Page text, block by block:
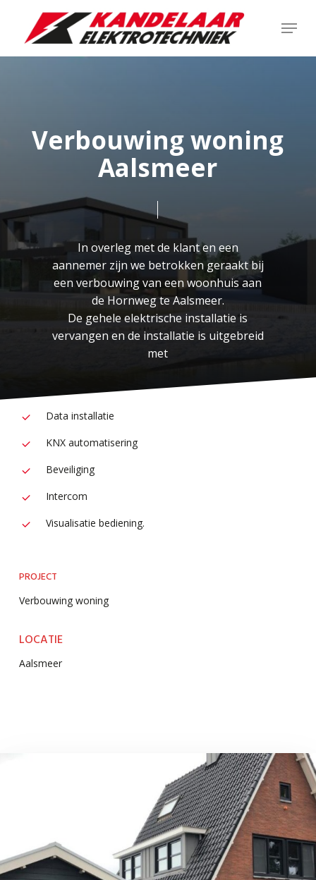
Menu
Verbouwing woning
Aalsmeer
In overleg met de klant en een
aannemer zijn we betrokken geraakt bij
een verbouwing van een woonhuis aan
de Hornweg te Aalsmeer.
De gehele elektrische installatie is
vervangen en de installatie is uitgebreid
met
Data installatie
KNX automatisering
Beveiliging
Intercom
Visualisatie bediening.
PROJECT
Verbouwing woning
LOCATIE
Aalsmeer